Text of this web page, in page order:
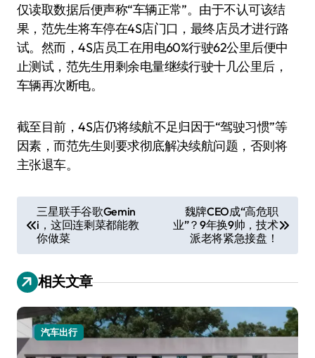
仅读取数据后便声称“车辆正常”。由于不认可该结
果，范先生将车停在4S店门口，最终店员才进行路
试。然而，4S店员工在用电60%行驶62公里后便中
止测试，范先生用剩余电量继续行驶十几公里后，
车辆再次断电。
截至目前，4S店仍将续航不足归因于“驾驶习惯”等
因素，而范先生则要求彻底解决续航问题，否则将
主张退车。
章
导
航
三星联手谷歌Gemin
i，这回连剩菜都能教
你做菜
魏牌CEO成“高危职
业”？9年换9帅，技术
派老将紧急接盘！
相关文章
汽车出行